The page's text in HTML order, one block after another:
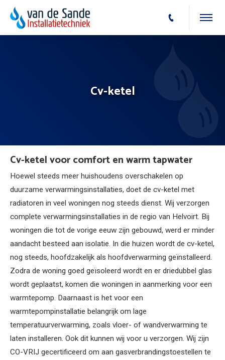
Cv-ketel
Cv-ketel voor comfort en warm tapwater
Hoewel steeds meer huishoudens overschakelen op
duurzame verwarmingsinstallaties, doet de cv-ketel met
radiatoren in veel woningen nog steeds dienst. Wij verzorgen
complete verwarmingsinstallaties in de regio van Helvoirt. Bij
woningen die tot de vorige eeuw zijn gebouwd, werd er minder
aandacht besteed aan isolatie. In die huizen wordt de cv-ketel,
nog steeds, hoofdzakelijk als hoofdverwarming geïnstalleerd.
Zodra de woning goed geïsoleerd wordt en er driedubbel glas
wordt geplaatst, komen die woningen in aanmerking voor een
warmtepomp. Daarnaast is het voor een
warmtepompinstallatie belangrijk om lage
temperatuurverwarming, zoals vloer- of wandverwarming te
laten installeren. Ook dit kunnen wij voor u verzorgen. Wij zijn
CO-VRIJ gecertificeerd om aan gasverbrandingstoestellen te